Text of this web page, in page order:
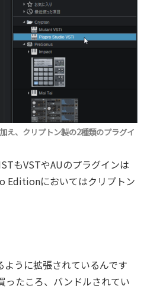
え、クリプトン製の2種類のプラグイ
もVSTやAUのプラグインは
Editionにおいてはクリプトン
うに拡張されているんです
ったころ、バンドルされてい